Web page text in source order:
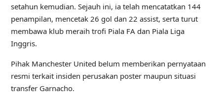
setahun kemudian. Sejauh ini, ia telah mencatatkan 144
penampilan, mencetak 26 gol dan 22 assist, serta turut
membawa klub meraih trofi Piala FA dan Piala Liga
Inggris.
Pihak Manchester United belum memberikan pernyataan
resmi terkait insiden perusakan poster maupun situasi
transfer Garnacho.